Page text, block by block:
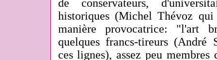
de conservateurs,
historiques (Michel Thévoz
manière provocatrice: "l'art
quelques francs-tireurs (André
ces lignes), assez peu